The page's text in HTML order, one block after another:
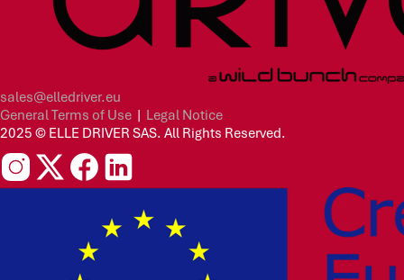
sales@elledriver.eu
General Terms of Use | Legal Notice
2025 © ELLE DRIVER SAS. All Rights Reserved.